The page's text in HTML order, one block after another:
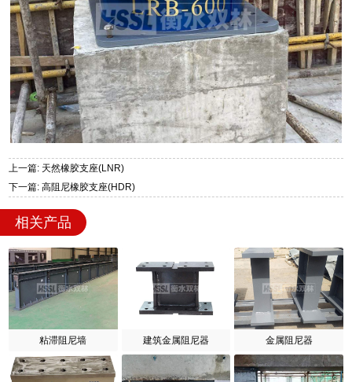
上一篇: 天然橡胶支座(LNR)
下一篇: 高阻尼橡胶支座(HDR)
相关产品
粘滞阻尼墙 建筑金属阻尼器 金属阻尼器